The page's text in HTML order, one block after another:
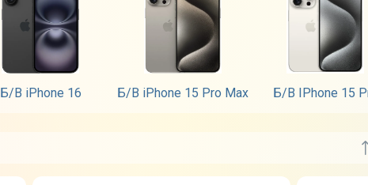
Б/В iPhone 16 Б/В iPhone 15 Pro Max Б/В IPhone 15